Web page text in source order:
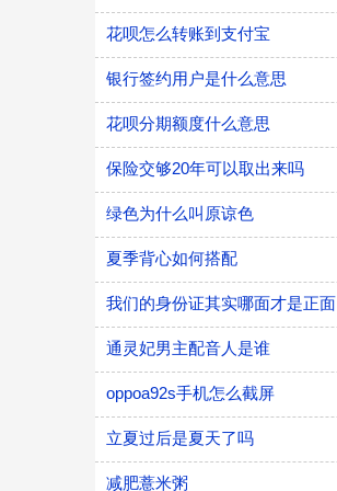
花呗怎么转账到支付宝
银行签约用户是什么意思
花呗分期额度什么意思
保险交够20年可以取出来吗
绿色为什么叫原谅色
夏季背心如何搭配
我们的身份证其实哪面才是正面
通灵妃男主配音人是谁
oppoa92s手机怎么截屏
立夏过后是夏天了吗
减肥薏米粥